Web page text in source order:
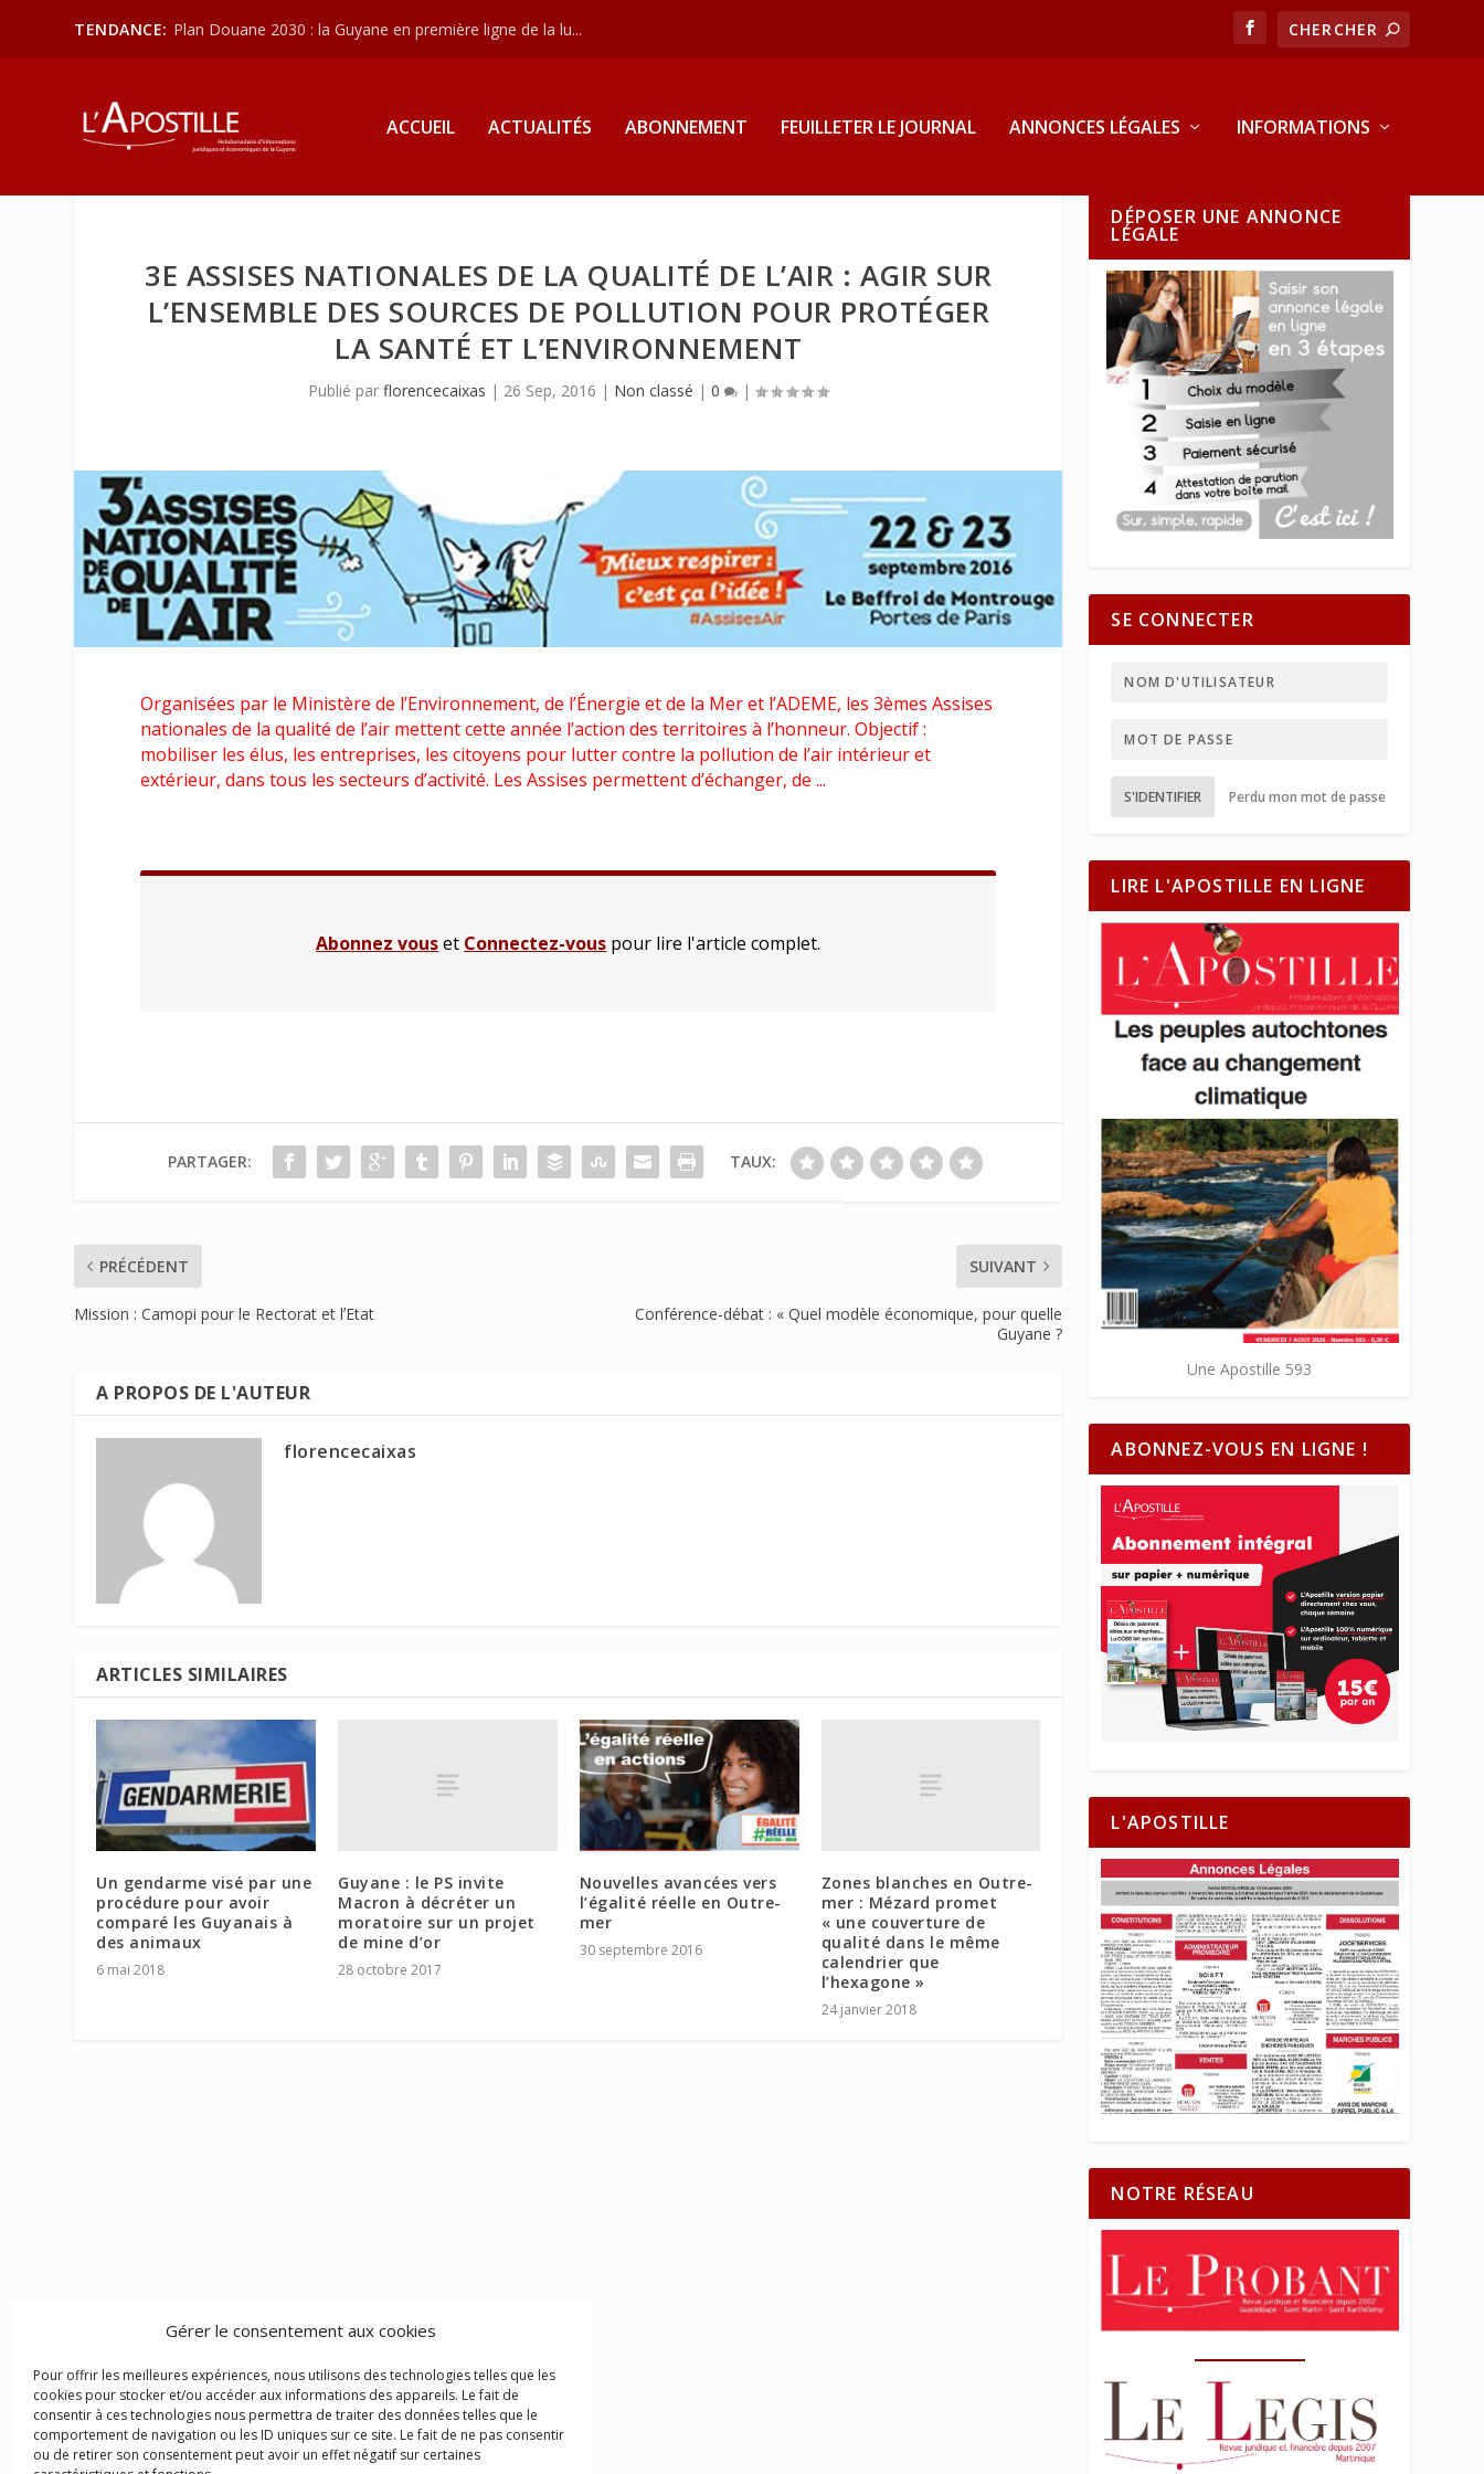
Gérer le consentement aux cookies
Pour offrir les meilleures expériences, nous utilisons des technologies telles que les
cookies pour stocker et/ou accéder aux informations des appareils. Le fait de
consentir à ces technologies nous permettra de traiter des données telles que le
comportement de navigation ou les ID uniques sur ce site. Le fait de ne pas consentir
ou de retirer son consentement peut avoir un effet négatif sur certaines
TENDANCE: Plan Douane 2030 : la Guyane en première ligne de la lu...
ACCUEIL ACTUALITÉS ABONNEMENT FEUILLETER LE JOURNAL ANNONCES LÉGALES INFORMATIONS
3E ASSISES NATIONALES DE LA QUALITÉ DE L’AIR : AGIR SUR
L’ENSEMBLE DES SOURCES DE POLLUTION POUR PROTÉGER
LA SANTÉ ET L’ENVIRONNEMENT
Publié parflorencecaixas | 26 Sep, 2016 | Non classé |0 |
Organisées par le Ministère de l’Environnement, de l’Énergie et de la Mer et l’ADEME, les 3èmes Assises
nationales de la qualité de l’air mettent cette année l’action des territoires à l’honneur. Objectif :
mobiliser les élus, les entreprises, les citoyens pour lutter contre la pollution de l’air intérieur et
extérieur, dans tous les secteurs d’activité. Les Assises permettent d’échanger, de ...
Abonnez vouset Connectez-vous pour lire l'article complet.
PARTAGER: TAUX:
PRÉCÉDENT
Mission : Camopi pour le Rectorat et lʼEtat
SUIVANT
Conférence-débat : « Quel modèle économique, pour quelle
Guyane ?
A PROPOS DE L'AUTEUR
florencecaixas
ARTICLES SIMILAIRES
Un gendarme visé par une
procédure pour avoir
comparé les Guyanais à
des animaux
6 mai 2018
Guyane : le PS invite
Macron à décréter un
moratoire sur un projet
de mine d’or
28 octobre 2017
Nouvelles avancées vers
l’égalité réelle en Outre-
mer
30 septembre 2016
Zones blanches en Outre-
mer : Mézard promet
« une couverture de
qualité dans le même
calendrier que
l’hexagone »
24 janvier 2018
DÉPOSER UNE ANNONCE
LÉGALE
SE CONNECTER
S'IDENTIFIER Perdu mon mot de passe
LIRE L'APOSTILLE EN LIGNE
Une Apostille 593
ABONNEZ-VOUS EN LIGNE !
L'APOSTILLE
NOTRE RÉSEAU